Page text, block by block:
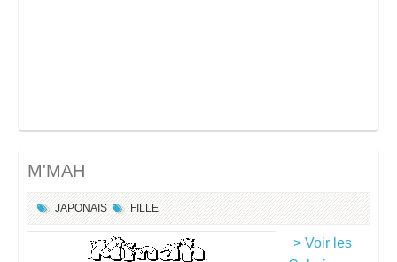
M'MAH
JAPONAIS FILLE
> Voir les